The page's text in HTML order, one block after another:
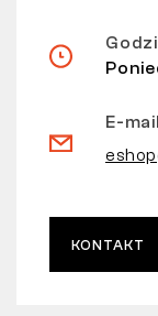
E-mail
KONTAKT